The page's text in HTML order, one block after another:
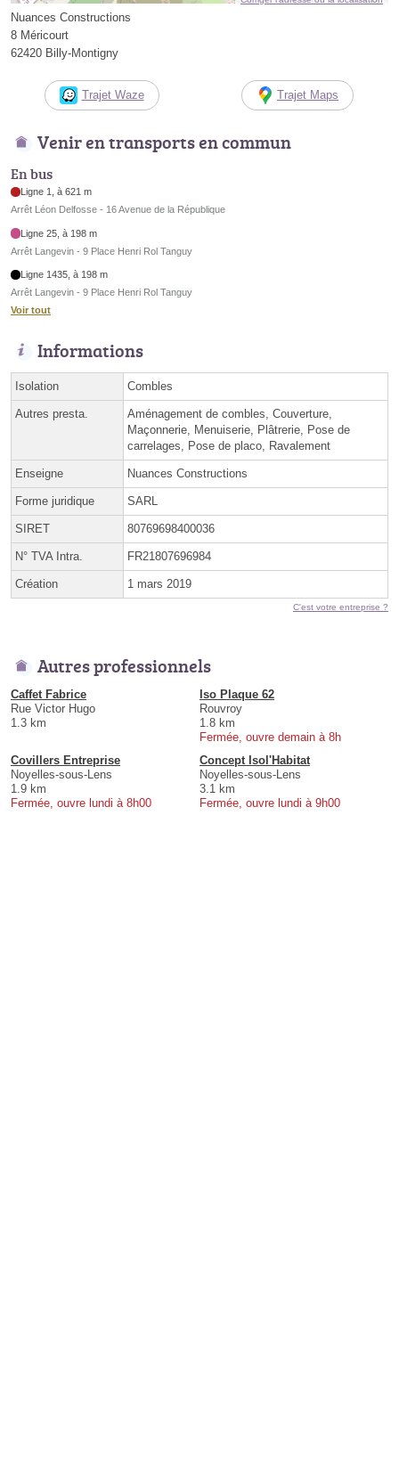
Nuances Constructions
8 Méricourt
62420 Billy-Montigny
Trajet Waze Trajet Maps
Venir en transports en commun
En bus
Ligne 1, à 621 m
Arrêt Léon Delfosse - 16 Avenue de la République
Ligne 25, à 198 m
Arrêt Langevin - 9 Place Henri Rol Tanguy
Ligne 1435, à 198 m
Arrêt Langevin - 9 Place Henri Rol Tanguy
Voir tout
Informations
Isolation Combles
Autres presta.
Aménagement de combles, Couverture,
Maçonnerie, Menuiserie, Plâtrerie, Pose de
carrelages, Pose de placo, Ravalement
Enseigne Nuances Constructions
Forme juridique SARL
SIRET 80769698400036
N° TVA Intra. FR21807696984
Création 1 mars 2019
C'est votre entreprise ?
Autres professionnels
Caffet Fabrice
Rue Victor Hugo
1.3 km
Iso Plaque 62
Rouvroy
1.8 km
Fermée, ouvre demain à 8h
Covillers Entreprise
Noyelles-sous-Lens
1.9 km
Fermée, ouvre lundi à 8h00
Concept Isol'Habitat
Noyelles-sous-Lens
3.1 km
Fermée, ouvre lundi à 9h00